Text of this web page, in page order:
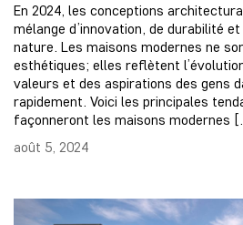
En 2024, les conceptions
mélange d’innovation, de durabilité
nature. Les maisons modernes ne
esthétiques; elles reflètent
valeurs et des aspirations des gens
rapidement. Voici les principales
façonneront les maisons modernes
août 5, 2024